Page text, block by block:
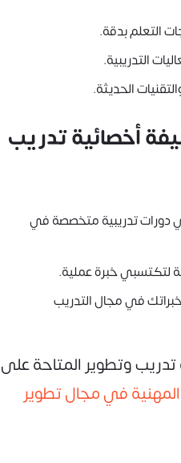
التعلم بدقة.
التدريبية.
الحديثة.
أخصائية تدريب
دورات تدريبية متخصصة في
لتكتسبي خبرة عملية.
في مجال التدريب
وتطوير المتاحة على
في مجال تطوير